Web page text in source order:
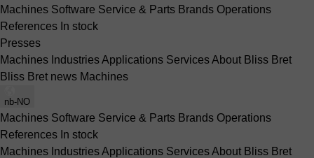
Machines Software Service & Parts Brands Operations
References In stock
Presses
Machines IndustriesApplications ServicesAbout Bliss Bret
Bliss Bret news Machines
nb-NO
Machines Software Service & Parts Brands Operations
References In stock
Machines IndustriesApplications ServicesAbout Bliss Bret